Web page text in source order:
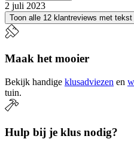
2 juli 2023
Toon alle 12 klantreviews met tekst
Maak het mooier
Bekijk handige klusadviezen en
tuin.
Hulp bij je klus nodig?